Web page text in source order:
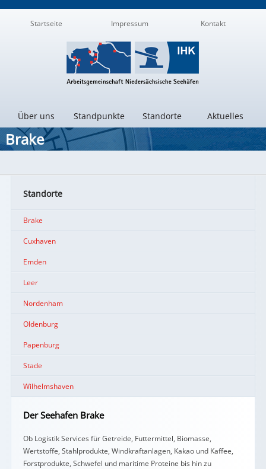
NebenseitenStartseite Impressum Kontakt
Navigation
Hauptseiten
Über uns Standpunkte Standorte Aktuelles
Brake
Standorte
Brake
Cuxhaven
Emden
Leer
Nordenham
Oldenburg
Papenburg
Stade
Wilhelmshaven
Der Seehafen Brake
Ob Logistik Services für Getreide, Futtermittel, Biomasse,
Wertstoffe, Stahlprodukte, Windkraftanlagen, Kakao und Kaffee,
Forstprodukte, Schwefel und maritime Proteine bis hin zu